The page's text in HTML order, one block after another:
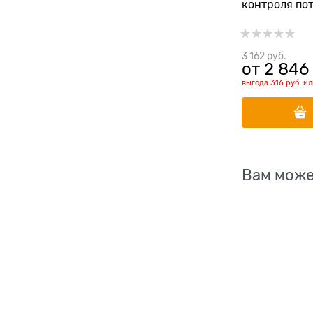
контроля
GLYCEMIC
3 162 руб.
от 2 846
выгода 316 руб.
Вам